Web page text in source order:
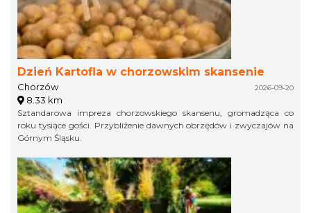
Dzień Kartofla w chorzowskim skansenie
Chorzów 2026-09-20
8.33 km
Sztandarowa impreza chorzowskiego skansenu, gromadząca co
roku tysiące gości. Przybliżenie dawnych obrzędów i zwyczajów na
Górnym Śląsku.